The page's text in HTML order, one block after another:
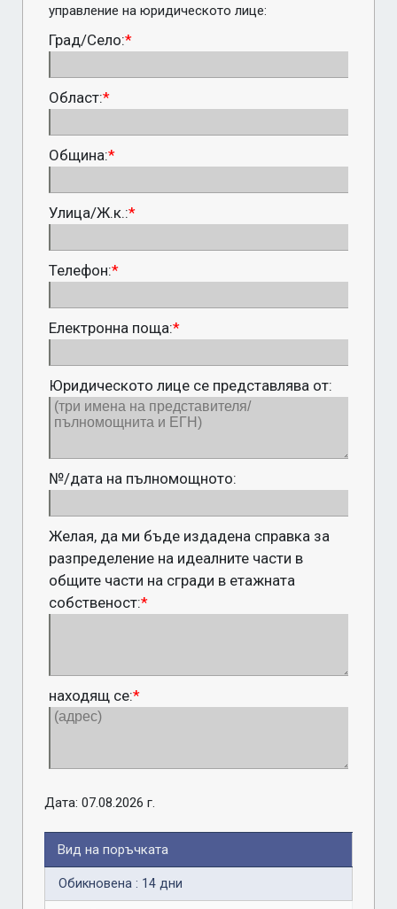
управление на юридическото лице:
Град/Село:*
Област:*
Община:*
Улица/Ж.к.:*
Телефон:*
Електронна поща:*
Юридическото лице се представлява от:
№/дата на пълномощното:
Желая, да ми бъде издадена справка за
разпределение на идеалните части в
общите части на сгради в етажната
собственост:*
находящ се:*
Дата: 07.08.2026 г.
Вид на поръчката
Обикновена : 14 дни